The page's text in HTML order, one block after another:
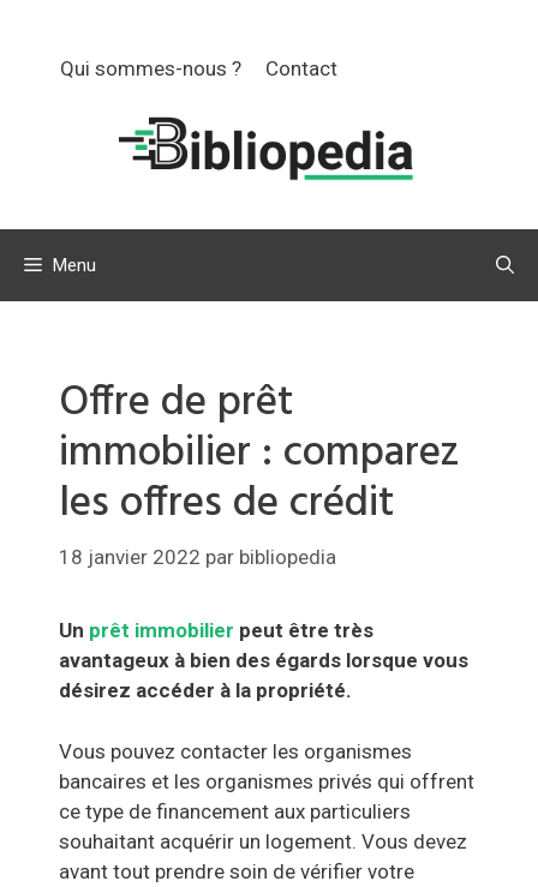
contenuQui sommes-nous ? Contact
Menu
Offre de prêt
immobilier : comparez
les offres de crédit
18 janvier 2022 par bibliopedia
Un prêt immobilier peut être très
avantageux à bien des égards lorsque vous
désirez accéder à la propriété.
Vous pouvez contacter les organismes
bancaires et les organismes privés qui offrent
ce type de financement aux particuliers
souhaitant acquérir un logement. Vous devez
avant tout prendre soin de vérifier votre